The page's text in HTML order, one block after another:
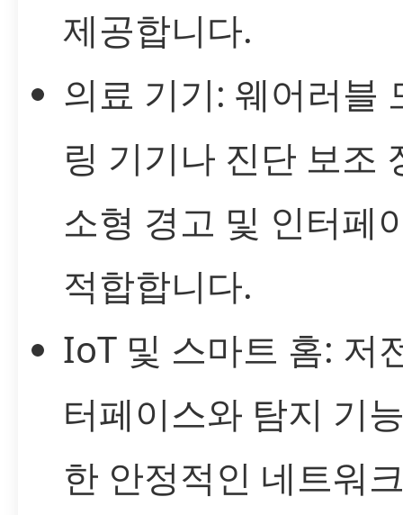
제공합니다.
의료 기기: 웨어러블
링 기기나 진단 보조
소형 경고 및 인터페
적합합니다.
IoT 및 스마트 홈: 저
터페이스와 탐지 기
한 안정적인 네트워